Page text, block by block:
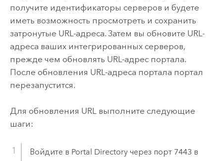
получите идентификаторы серверов и будете
иметь возможность просмотреть и сохранить
затронутые URL-адреса. Затем вы обновите URL-
адреса ваших интегрированных серверов,
прежде чем обновлять URL-адрес портала.
После обновления URL-адреса портала портал
перезапустится.
Для обновления URL выполните следующие
шаги:
Войдите в Portal Directory через порт 7443 в